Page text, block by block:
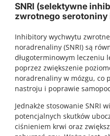
SNRI (selektywne
zwrotnego serotoniny
Inhibitory wychwytu
noradrenaliny (SNRI) są
długoterminowym leczeniu
poprzez zwiększenie
noradrenaliny w mózgu, co
nastroju i poprawie
Jednakże stosowanie SNRI
potencjalnych skutków
ciśnieniem krwi oraz